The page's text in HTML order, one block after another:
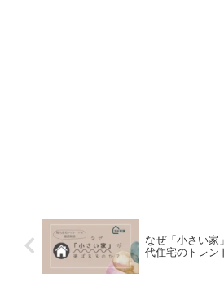
なぜ「小さい家
代住宅のトレン